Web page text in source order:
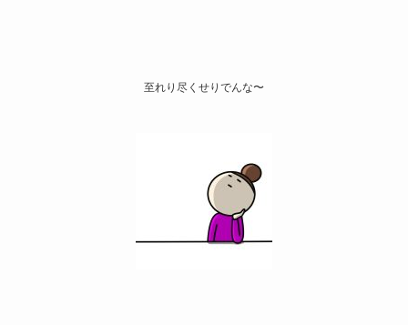
至れり尽くせりでんな〜